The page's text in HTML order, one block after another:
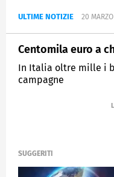
ULTIME NOTIZIE 20
Centomila euro a
In Italia oltre mille i
campagne
SUGGERITI